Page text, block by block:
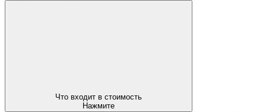
Что входит в стоимость
Нажмите